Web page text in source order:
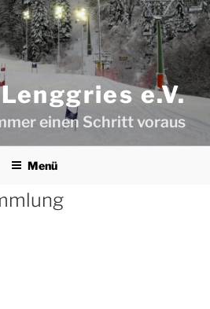
e.V.
einen Schritt voraus
Menü